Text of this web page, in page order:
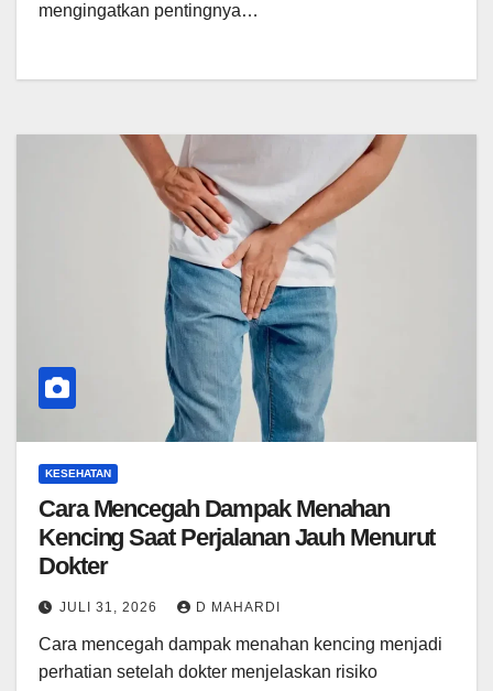
mengingatkan pentingnya…
KESEHATAN
Cara Mencegah Dampak Menahan
Kencing Saat Perjalanan Jauh Menurut
Dokter
JULI 31, 2026 D MAHARDI
Cara mencegah dampak menahan kencing menjadi
perhatian setelah dokter menjelaskan risiko